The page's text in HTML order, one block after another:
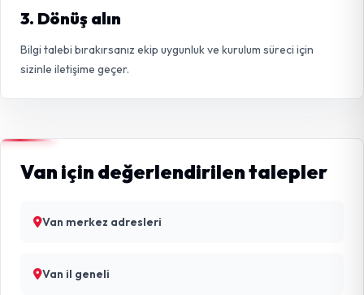
3. Dönüş alın
Bilgi talebi bırakırsanız ekip uygunluk ve kurulum süreci için
sizinle iletişime geçer.
Van için değerlendirilen talepler
Van merkez adresleri
Van il geneli